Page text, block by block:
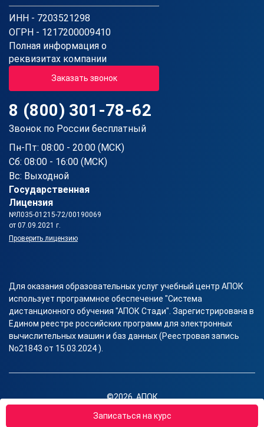
Записаться на курс
ИНН - 7203521298
ОГРН - 1217200009410
Полная информация о
реквизитах компании
Заказать звонок
8 (800) 301-78-62
Звонок по России бесплатный
Пн-Пт: 08:00 - 20:00 (МСК)
Сб: 08:00 - 16:00 (МСК)
Вс: Выходной
Государственная
Лицензия
№Л035-01215-72/00190069
от 07.09.2021 г.
Проверить лицензию
Для оказания образовательных услуг учебный центр АПОК
использует программное обеспечение "Система
дистанционного обучения "АПОК Стади". Зарегистрирована в
Едином реестре российских программ для электронных
вычислительных машин и баз данных (Реестровая запись
No21843 от 15.03.2024 ).
©2026, АПОК